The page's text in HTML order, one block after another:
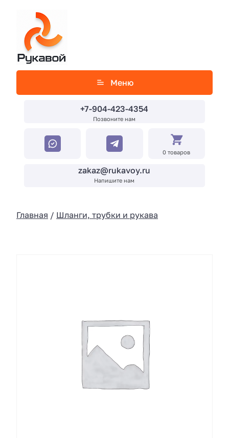
Меню
+7-904-423-4354
Позвоните нам
zakaz@rukavoy.ru
Напишите нам
0 товаров
Главная / Шланги, трубки и рукава